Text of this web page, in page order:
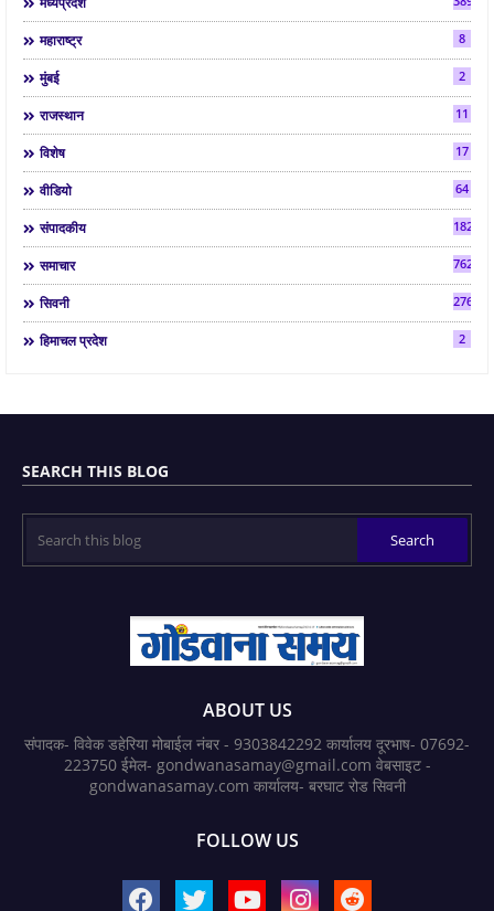
महाराष्ट्र 8
मुंबई 2
राजस्थान 11
विशेष 17
वीडियो 64
संपादकीय 182
समाचार 7624
सिवनी 2763
हिमाचल प्रदेश 2
SEARCH THIS BLOG
ABOUT US
संपादक- विवेक डहेरिया मोबाईल नंबर - 9303842292 कार्यालय दूरभाष- 07692-
223750 ईमेल- gondwanasamay@gmail.com वेबसाइट -
gondwanasamay.com कार्यालय- बरघाट रोड सिवनी
FOLLOW US